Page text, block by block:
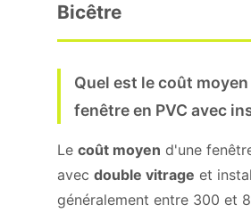
Bicêtre
Quel est le coût
fenêtre en PVC avec
Le coût moyen d'une
avec double vitrage et
généralement entre 300 et